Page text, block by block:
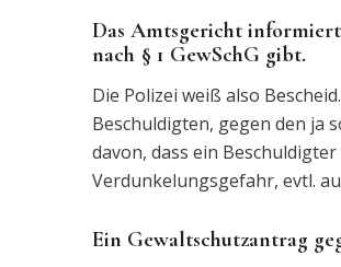
Das Amtsgericht informiert
nach § 1 GewSchG gibt.
Die Polizei weiß also
Beschuldigten, gegen den ja
davon, dass ein
Verdunkelungsgefahr, evtl.
Ein Gewaltschutzantrag